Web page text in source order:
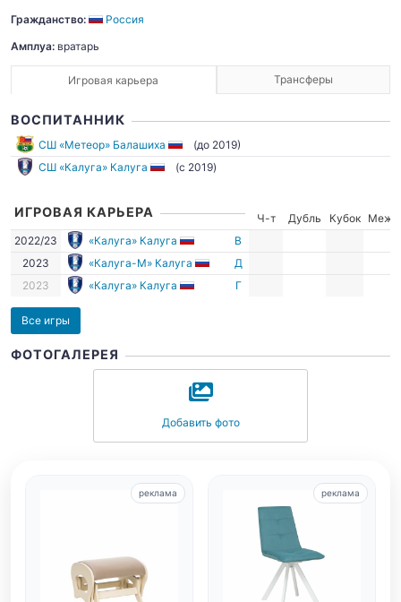
Гражданство:
Россия
Амплуа: вратарь
Игровая карьера Трансферы
ВОСПИТАННИК
СШ «Метеор» Балашиха
(до 2019)
СШ «Калуга» Калуга
(c 2019)
ИГРОВАЯ КАРЬЕРА Ч-т Дубль Кубок
Межд.
2022/23
«Калуга» Калуга
В
2023
«Калуга-М» Калуга
Д
2023
«Калуга» Калуга Г
Все игры
ФОТОГАЛЕРЕЯ
Добавить фото
реклама реклама